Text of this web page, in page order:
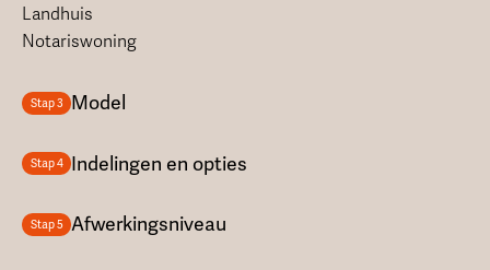
Landhuis
Notariswoning
Stap 3 Model
Stap 4 Indelingen en opties
Stap 5 Afwerkingsniveau